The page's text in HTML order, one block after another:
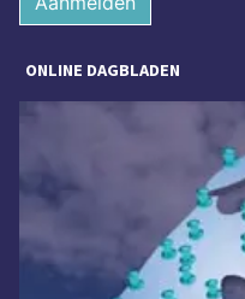
ONLINE DAGBLADEN